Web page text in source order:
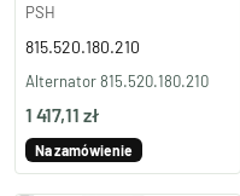
PSH
815.520.180.210
Alternator 815.520.180.210
1 417,11 zł
Na zamówienie